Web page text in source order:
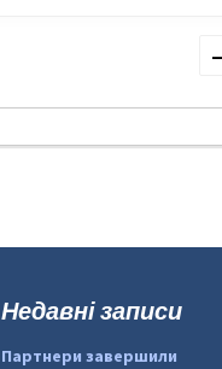
Недавні записи
Партнери завершили